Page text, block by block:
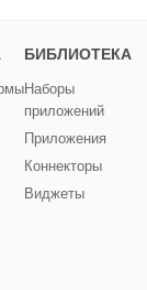
БИБЛИОТЕКА
Наборы
приложений
Приложения
Коннекторы
Виджеты